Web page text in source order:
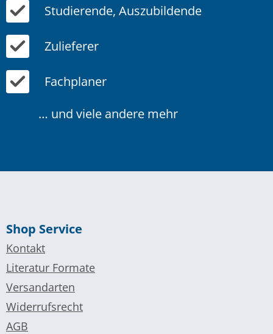
Studierende, Auszubildende
Zulieferer
Fachplaner
… und viele andere mehr
Shop Service
Kontakt
Literatur Formate
Versandarten
Widerrufsrecht
AGB